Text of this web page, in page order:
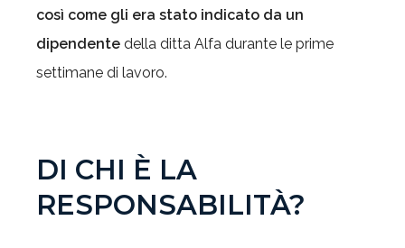
così come gli era stato indicato da un
dipendente della ditta Alfa durante le prime
settimane di lavoro.
DI CHI È LA
RESPONSABILITÀ?